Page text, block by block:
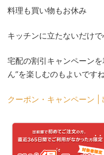
料理も買い物もお休み
キッチンに立たないだけ
宅配の割引キャンペーン
ん”を楽しむのもよいです
クーポン・キャンペーン |